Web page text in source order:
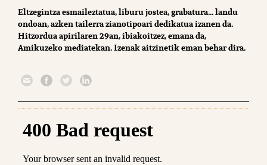
Eltzegintza esmaileztatua, liburu jostea, grabatura... landu
ondoan, azken tailerra zianotipoari dedikatua izanen da.
Hitzordua apirilaren 29an, ibiakoitzez, emana da,
Amikuzeko mediatekan. Izenak aitzinetik eman behar dira.